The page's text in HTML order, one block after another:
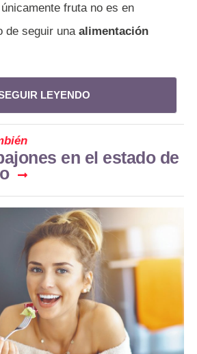
fruta no es en
de seguir una alimentación
LEYENDO
en el estado de